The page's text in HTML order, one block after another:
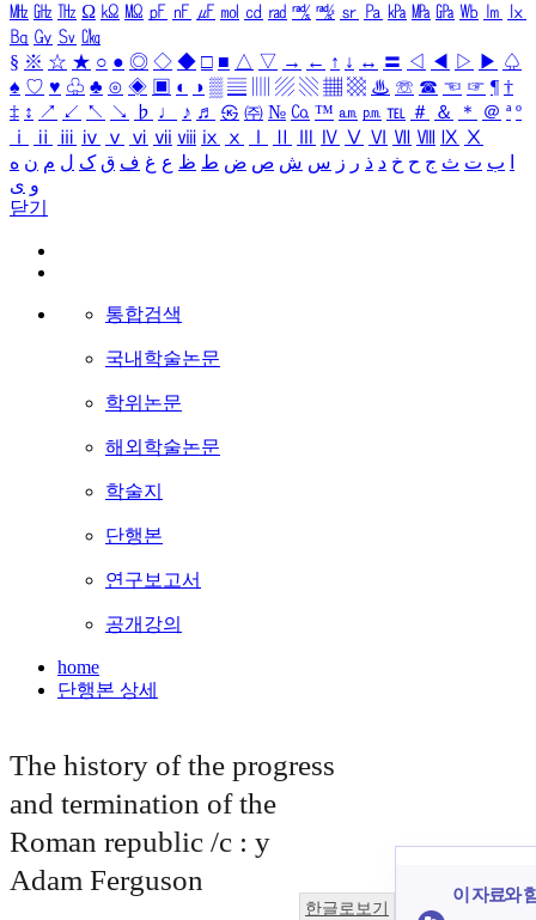
㎒ ㎓ ㎔ Ω ㏀ ㏁ ㎊ ㎋ ㎌ ㏖ ㏅ ㎭ ㎮ ㎯ ㏛ ㎩ ㎪ ㎫ ㎬ ㏝ ㏐
㏓
㏃ ㏉ ㏜ ㏆
§ ※ ☆ ★ ○ ● ◎ ◇ ◆ □ ■ △ ▽ → ← ↑ ↓ ↔ 〓 ◁ ◀ ▷ ▶ ♤
♠ ♡ ♥ ♧ ♣ ⊙ ◈ ▣ ◐ ◑ ▒ ▤ ▨ ▧ ▦ ▩ ♨ ☏ ☎ ☜ ☞ ¶ †
‡ ↕ ↗ ↙ ↖ ↘ ♭ ♩ ♪ ♬ ㉿ ㈜ № ㏇ ™ ㏂ ㏘ ℡ ＃ ＆ ＊ ＠ ª º
ⅰ
ⅱ ⅲ ⅳ ⅴ ⅵ ⅶ ⅷ ⅸ ⅹ Ⅳ Ⅴ Ⅵ Ⅶ Ⅷ Ⅸ Ⅹ
ب ت ث ج ح خ د ذ ر ز س ش ص ض ط ظ ع غ ف ق ک ل م ن ه
و ی
닫기
통합검색
국내학술논문
학위논문
해외학술논문
학술지
단행본
연구보고서
공개강의
home
단행본 상세
The history of the progress
and termination of the
Roman republic /c : y
Adam Ferguson
한글로보기
이 자료와